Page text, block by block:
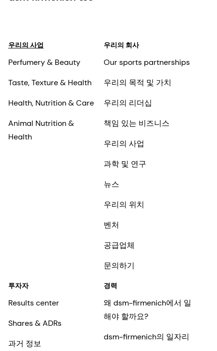
우리의 사업
Perfumery & Beauty
Taste, Texture & Health
Health, Nutrition & Care
Animal Nutrition &
Health
우리의 회사
Our sports partnerships
우리의 목적 및 가치
우리의 리더십
책임 있는 비즈니스
우리의 사업
과학 및 연구
뉴스
우리의 위치
벤처
공급업체
문의하기
투자자
Results center
Shares & ADRs
과거 정보
경력
왜 dsm-firmenich에서 일
해야 할까요?
dsm-firmenich의 일자리